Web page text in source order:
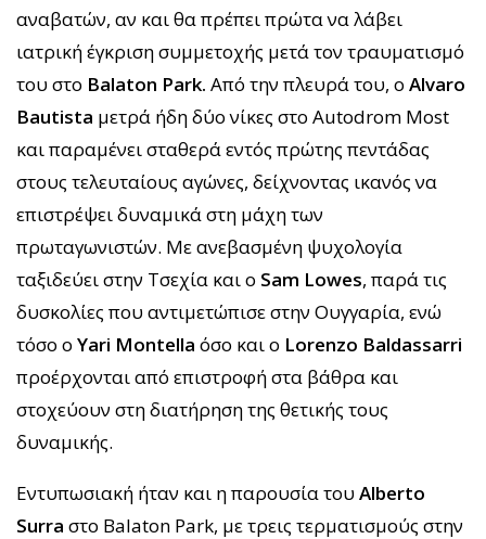
αναβατών, αν και θα πρέπει πρώτα να λάβει
ιατρική έγκριση συμμετοχής μετά τον τραυματισμό
του στο Balaton Park. Από την πλευρά του, ο Alvaro
Bautista μετρά ήδη δύο νίκες στο Autodrom Most
και παραμένει σταθερά εντός πρώτης πεντάδας
στους τελευταίους αγώνες, δείχνοντας ικανός να
επιστρέψει δυναμικά στη μάχη των
πρωταγωνιστών. Με ανεβασμένη ψυχολογία
ταξιδεύει στην Τσεχία και ο Sam Lowes, παρά τις
δυσκολίες που αντιμετώπισε στην Ουγγαρία, ενώ
τόσο ο Yari Montella όσο και ο Lorenzo Baldassarri
προέρχονται από επιστροφή στα βάθρα και
στοχεύουν στη διατήρηση της θετικής τους
δυναμικής.
Εντυπωσιακή ήταν και η παρουσία του Alberto
Surra στο Balaton Park, με τρεις τερματισμούς στην